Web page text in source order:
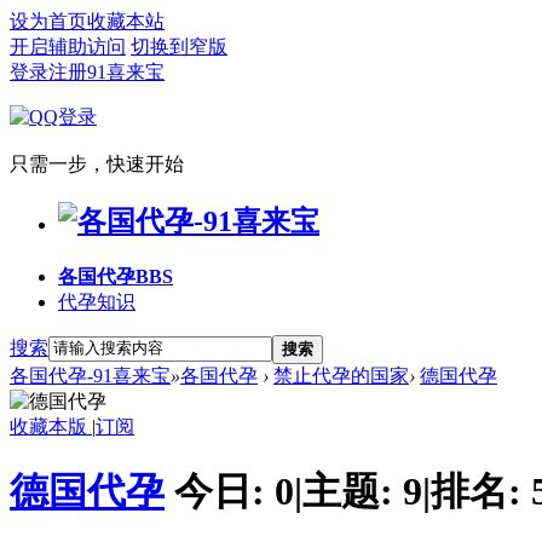
设为首页收藏本站
开启辅助访问 切换到窄版
登录注册91喜来宝
只需一步，快速开始
各国代孕BBS
代孕知识
搜索 搜索
各国代孕-91喜来宝»各国代孕 › 禁止代孕的国家› 德国代孕
收藏本版 |订阅
德国代孕 今日: 0|主题: 9|排名: